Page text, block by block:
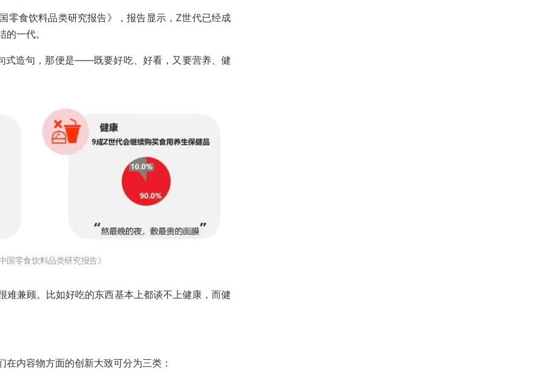
零食饮料品类研究报告》，报告显示，Z世代已经成
一代。
式造句，那便是——既要好吃、好看，又要营养、健
国零食饮料品类研究报告》
难兼顾。比如好吃的东西基本上都谈不上健康，而健
内容物方面的创新大致可分为三类：